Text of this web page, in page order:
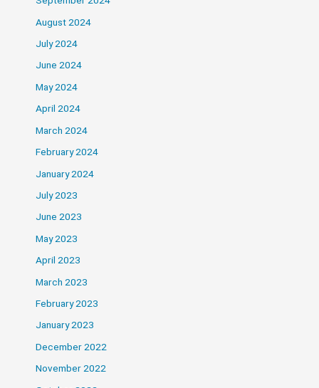
August 2024
July 2024
June 2024
May 2024
April 2024
March 2024
February 2024
January 2024
July 2023
June 2023
May 2023
April 2023
March 2023
February 2023
January 2023
December 2022
November 2022